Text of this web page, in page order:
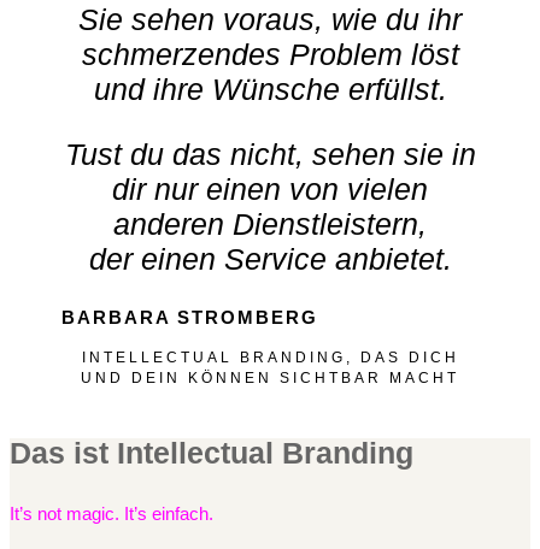
Sie sehen voraus, wie du ihr
schmerzendes Problem löst
und ihre Wünsche erfüllst.
Tust du das nicht, sehen sie in
dir nur einen von vielen
anderen Dienstleistern,
der einen Service anbietet.
BARBARA STROMBERG
INTELLECTUAL BRANDING, DAS DICH
UND DEIN KÖNNEN SICHTBAR MACHT
Das ist Intellectual Branding
It’s not magic. It’s einfach.